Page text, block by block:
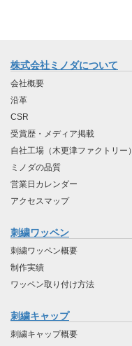
株式会社ミノダについて
会社概要
沿革
CSR
受賞歴・メディア掲載
自社工場（木更津ファクトリー）
ミノダの品質
営業日カレンダー
アクセスマップ
刺繍ワッペン
刺繍ワッペン概要
制作実績
ワッペン取り付け方法
刺繍キャップ
刺繍キャップ概要